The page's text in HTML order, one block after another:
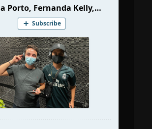
Fernanda
Gabriel
Souza,
Isis
Gabriela,
Mateus
Lucas
–
03/11/2021